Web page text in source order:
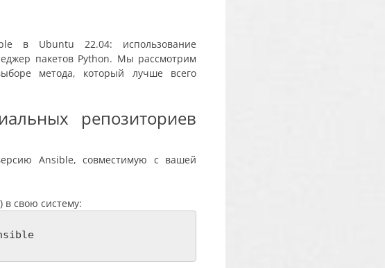
в Ubuntu 22.04: использование
пакетов Python. Мы рассмотрим
метода, который лучше всего
репозиториев
Ansible, совместимую с вашей
в свою систему: